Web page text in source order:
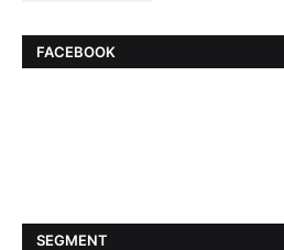
FACEBOOK
SEGMENT